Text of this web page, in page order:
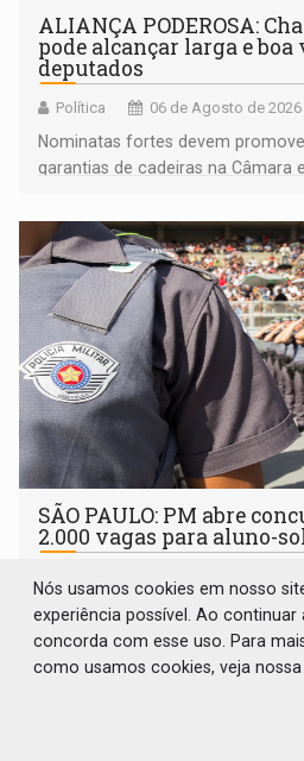
ALIANÇA PODEROSA:
pode alcançar larga e
deputados
Política 06 de Agosto de 2026
Nominatas fortes devem
garantias de cadeiras na Câmara
SÃO PAULO: PM abre
2.000 vagas para aluno-
Excelente oportunidade para
carreira policial com ganhos
Nós usamos cookies em nosso
experiência possível. Ao continuar
concorda com esse uso. Para
como usamos cookies, veja nossa